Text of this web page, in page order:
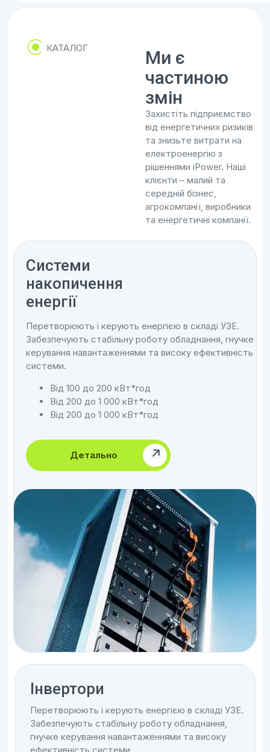
КАТАЛОГ
Ми є
частиною
змін
Захистіть підприємство
від енергетичних ризиків
та знизьте витрати на
електроенергію з
рішеннями iPower. Наші
клієнти – малий та
середній бізнес,
агрокомпанії, виробники
та енергетичні компанії.
Системи
накопичення
енергії
Перетворюють і керують енергією в складі УЗЕ.
Забезпечують стабільну роботу обладнання, гнучке
керування навантаженнями та високу ефективність
системи.
Від 100 до 200 кВт*год
Від 200 до 1 000 кВт*год
Від 200 до 1 000 кВт*год
Детально
Інвертори
Перетворюють і керують енергією в складі УЗЕ.
Забезпечують стабільну роботу обладнання,
гнучке керування навантаженнями та високу
ефективність системи.